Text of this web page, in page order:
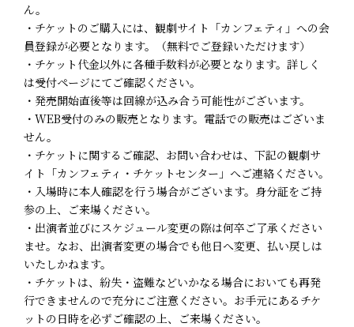
ん。
・チケットのご購入には、観劇サイト「カンフェティ」への会
員登録が必要となります。（無料でご登録いただけます）
・チケット代金以外に各種手数料が必要となります。詳しく
は受付ページにてご確認ください。
・発売開始直後等は回線が込み合う可能性がございます。
・WEB受付のみの販売となります。電話での販売はございま
せん。
・チケットに関するご確認、お問い合わせは、下記の観劇サ
イト「カンフェティ・チケットセンター」へご連絡ください。
・入場時に本人確認を行う場合がございます。身分証をご持
参の上、ご来場ください。
・出演者並びにスケジュール変更の際は何卒ご了承ください
ませ。なお、出演者変更の場合でも他日へ変更、払い戻しは
いたしかねます。
・チケットは、紛失・盗難などいかなる場合においても再発
行できませんので充分にご注意ください。お手元にあるチケ
ットの日時を必ずご確認の上、ご来場ください。